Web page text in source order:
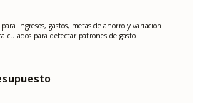
ingresos, gastos, metas de ahorro y variación
para detectar patrones de gasto